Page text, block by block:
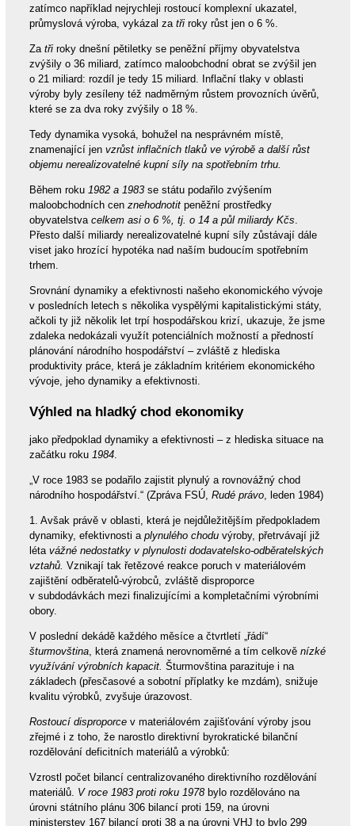
zatímco například nejrychleji rostoucí komplexní ukazatel,
průmyslová výroba, vykázal za třiroky růst jen o 6 %.
Za třiroky dnešní pětiletky se peněžní příjmy obyvatelstva
zvýšily o 36 miliard, zatímco maloobchodní obrat se zvýšil jen
o 21 miliard: rozdíl je tedy 15 miliard. Inflační tlaky v oblasti
výroby byly zesíleny též nadměrným růstem provozních úvěrů,
které se za dva roky zvýšily o 18 %.
Tedy dynamika vysoká, bohužel na nesprávném místě,
znamenající jen vzrůst inflačních tlaků ve výrobě a další růst
objemu nerealizovatelné kupní síly na spotřebním trhu.
Během roku 1982 a 1983se státu podařilo zvýšením
maloobchodních cen znehodnotitpeněžní prostředky
obyvatelstva celkem asi o 6 %, tj. o 14 a půl miliardy Kčs
Přesto další miliardy nerealizovatelné kupní síly zůstávají dále
viset jako hrozící hypotéka nad naším budoucím spotřebním
trhem.
Srovnání dynamiky a efektivnosti našeho ekonomického vývoje
v posledních letech s několika vyspělými kapitalistickými státy,
ačkoli ty již několik let trpí hospodářskou krizí, ukazuje, že jsme
zdaleka nedokázali využít potenciálních možností a předností
plánování národního hospodářství – zvláště z hlediska
produktivity práce, která je základním kritériem ekonomického
vývoje, jeho dynamiky a efektivnosti.
Výhled na hladký chod ekonomiky
jako předpoklad dynamiky a efektivnosti – z hlediska situace na
začátku roku 1984.
„V roce 1983 se podařilo zajistit plynulý a rovnovážný chod
národního hospodářství.“ (Zpráva FSÚ, Rudé právo, leden 1984)
1. Avšak právě v oblasti, která je nejdůležitějším předpokladem
dynamiky, efektivnosti a plynulého choduvýroby, přetrvávají již
léta vážné nedostatky v plynulosti dodavatelsko-odběratelských
vztahů. Vznikají tak řetězové reakce poruch v materiálovém
zajištění odběratelů-výrobců, zvláště disproporce
v subdodávkách mezi finalizujícími a kompletačními výrobními
obory.
V poslední dekádě každého měsíce a čtvrtletí „řádí“
šturmovština, která znamená nerovnoměrné a tím celkově nízké
využívání výrobních kapacit. Šturmovština parazituje i na
základech (přesčasové a sobotní příplatky ke mzdám), snižuje
kvalitu výrobků, zvyšuje úrazovost.
Rostoucí disproporcev materiálovém zajišťování výroby jsou
zřejmé i z toho, že narostlo direktivní byrokratické bilanční
rozdělování deficitních materiálů a výrobků:
Vzrostl počet bilancí centralizovaného direktivního rozdělování
materiálů. V roce 1983 proti roku 1978bylo rozdělováno na
úrovni státního plánu 306 bilancí proti 159, na úrovni
ministerstev 167 bilancí proti 38 a na úrovni VHJ to bylo 299